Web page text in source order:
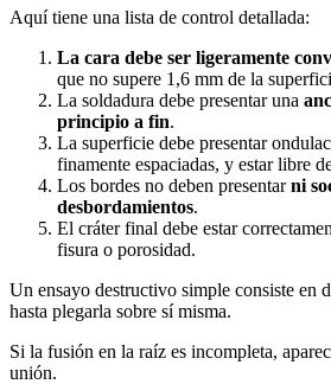
Aquí tiene una lista de control detallada:
La cara debe ser ligeramente
que no supere 1,6 mm de la
La soldadura debe presentar una
principio a fin.
La superficie debe presentar
finamente espaciadas, y estar libre
Los bordes no deben presentarni
desbordamientos.
El cráter final debe estar
fisura o porosidad.
Un ensayo destructivo simple consiste en
hasta plegarla sobre sí misma.
Si la fusión en la raíz es incompleta,
unión.